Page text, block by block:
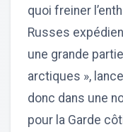
quoi freiner
Russes
une grande
arctiques »,
donc dans une
pour la Garde